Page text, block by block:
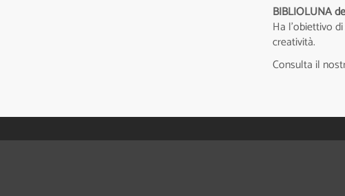
BIBLIOLUNA
Ha l'obiettivo
creatività.
Consulta il